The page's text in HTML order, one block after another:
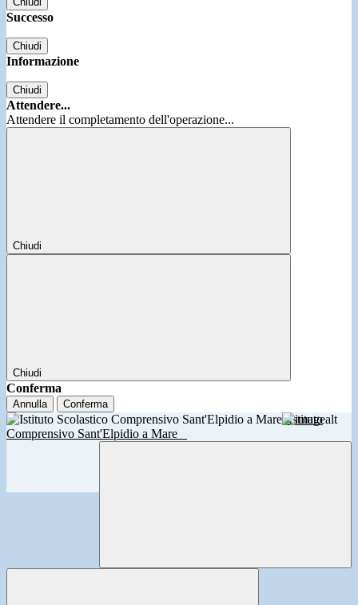
Successo
Chiudi
Informazione
Chiudi
Attendere...
Attendere il completamento dell'operazione...
Chiudi
Chiudi
Conferma
Annulla Conferma
Istituto
Comprensivo Sant'Elpidio a Mare